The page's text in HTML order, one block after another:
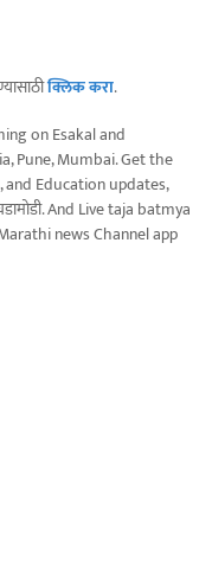
क्लिक करा.
on Esakal and
Pune, Mumbai. Get the
and Education updates,
घडामोडी. And Live taja batmya
news Channel app